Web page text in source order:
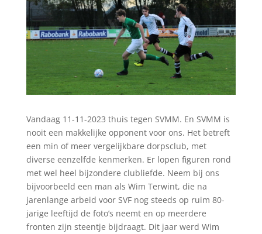
Vandaag 11-11-2023 thuis tegen SVMM. En SVMM is
nooit een makkelijke opponent voor ons. Het betreft
een min of meer vergelijkbare dorpsclub, met
diverse eenzelfde kenmerken. Er lopen figuren rond
met wel heel bijzondere clubliefde. Neem bij ons
bijvoorbeeld een man als Wim Terwint, die na
jarenlange arbeid voor SVF nog steeds op ruim 80-
jarige leeftijd de foto’s neemt en op meerdere
fronten zijn steentje bijdraagt. Dit jaar werd Wim